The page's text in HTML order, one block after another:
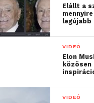
Elállt a
VIDEÓ
Elon
közösen
VIDEÓ